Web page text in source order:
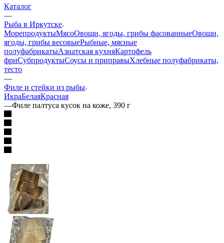
Каталог
—
Рыба в Иркутске
МорепродуктыМясоОвощи, ягоды, грибы фасованныеОвощи,
ягоды, грибы весовыеРыбные, мясные
полуфабрикатыАзиатская кухняКартофель
фриСубпродуктыСоусы и приправыХлебные полуфабрикаты,
тесто
—
Филе и стейки из рыбы
ИкраБелаяКрасная
—Филе палтуса кусок на коже, 390 г